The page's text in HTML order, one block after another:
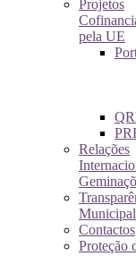
Projetos
pela UE
Relações
Municipal
Contactos
Proteção